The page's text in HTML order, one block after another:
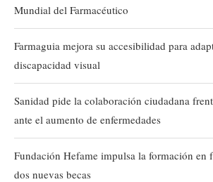
Mundial del Farmacéutico
Farmaguia mejora su accesibilidad para
discapacidad visual
Sanidad pide la colaboración ciudadana
ante el aumento de enfermedades
Fundación Hefame impulsa la formación en
dos nuevas becas